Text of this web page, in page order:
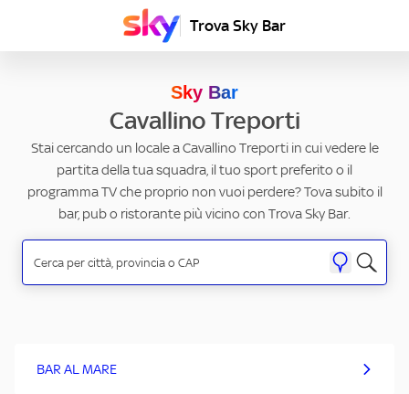
Trova Sky Bar
Sky Bar
Cavallino Treporti
Stai cercando un locale a Cavallino Treporti in cui vedere le
partita della tua squadra, il tuo sport preferito o il
programma TV che proprio non vuoi perdere? Tova subito il
bar, pub o ristorante più vicino con Trova Sky Bar.
BAR AL MARE